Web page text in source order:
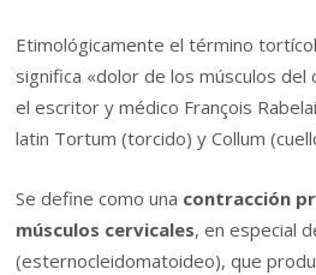
Etimológicamente el término
significa «dolor de los músculos del
el escritor y médico François
latin Tortum (torcido) y Collum
Se define como una contracción
músculos cervicales, en especial
(esternocleidomatoideo), que